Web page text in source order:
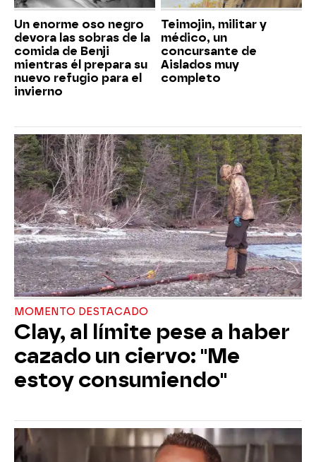
Un enorme oso negro
devora las sobras de la
comida de Benji
mientras él prepara su
nuevo refugio para el
invierno
Teimojin, militar y
médico, un
concursante de
Aislados muy
completo
MOMENTO DESTACADO
Clay, al límite pese a haber
cazado un ciervo: "Me
estoy consumiendo"